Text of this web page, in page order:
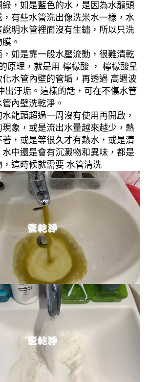
，如是藍色的水，是因為水龍頭
有些水管洗出像洗米水一樣，水
明水管裡面沒有生鏽，所以只洗
。
如是靠一般水壓流動，很難清乾
原理，就是用 檸檬酸 ， 檸檬酸呈
水管內壁的管垢，再透過 高週波
出汙垢。這樣的話，可在不傷水管
內壁洗乾淨。
龍頭超過一周沒有使用再開啟，
象，或是流出水量越來越少，熱
，或是等很久才有熱水，或是清
中還是會有沉澱物和異味，都是
這時候就需要 水管清洗